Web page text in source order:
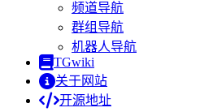
频道导航
群组导航
机器人导航
TGwiki
关于网站
开源地址